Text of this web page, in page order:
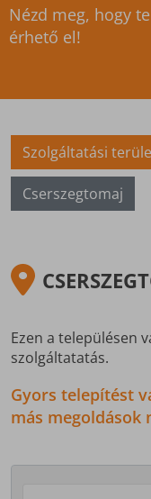
Nézd meg, hogy
érhető el!
Szolgáltatási
Cserszegtomaj
Ezen a településen
szolgáltatatás.
Gyors telepítést
más megoldások